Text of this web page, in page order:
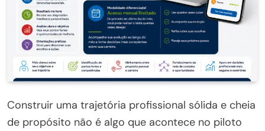
Construir uma trajetória profissional sólida e cheia
de propósito não é algo que acontece no piloto